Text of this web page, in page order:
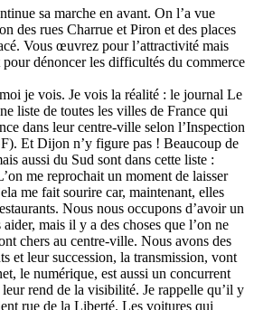
sa marche en avant. On l’a vue
des rues Charrue et Piron et des places
Vous œuvrez pour l’attractivité mais
dénoncer les difficultés du commerce
je vois. Je vois la réalité : le journal Le
liste de toutes les villes de France qui
dans leur centre-ville selon l’Inspection
Et Dijon n’y figure pas ! Beaucoup de
aussi du Sud sont dans cette liste :
me reprochait un moment de laisser
me fait sourire car, maintenant, elles
Nous nous occupons d’avoir un
mais il y a des choses que l’on ne
chers au centre-ville. Nous avons des
et leur succession, la transmission, vont
le numérique, est aussi un concurrent
rend de la visibilité. Je rappelle qu’il y
rue de la Liberté. Les voitures qui